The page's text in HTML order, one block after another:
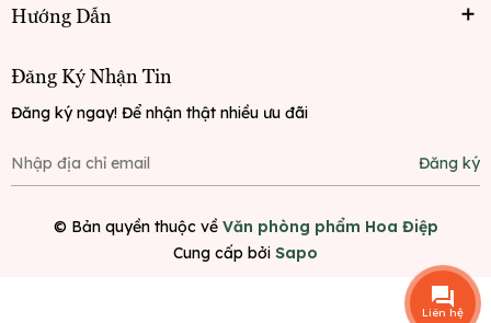
Hướng Dẫn
Đăng Ký Nhận Tin
Đăng ký ngay! Để nhận thật nhiều ưu đãi
Đăng ký
© Bản quyền thuộc về Văn phòng phẩm Hoa Điệp
Cung cấp bởi Sapo
Liên hệ